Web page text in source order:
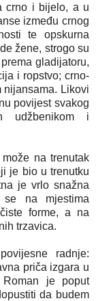
crno i bijelo, a u
između crnog
te opskurna
žene, strogo su
gladijatoru,
i ropstvo; crno-
nijansama. Likovi
povijest svakog
udžbenikom i
na trenutak
je bio u trenutku
je vrlo snažna
na mjestima
forme, a na
trzavica.
radnje:
priča izgara u
Roman je poput
da budem